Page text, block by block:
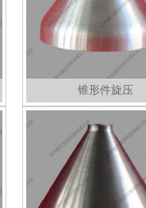
锥形件旋压